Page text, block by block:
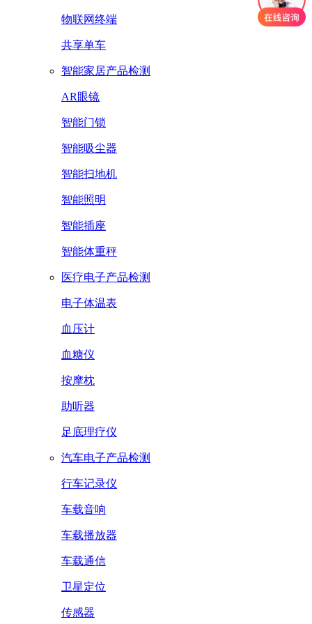
物联网终端
共享单车
智能家居产品检测
AR眼镜
智能门锁
智能吸尘器
智能扫地机
智能照明
智能插座
智能体重秤
医疗电子产品检测
电子体温表
血压计
血糖仪
按摩枕
助听器
足底理疗仪
汽车电子产品检测
行车记录仪
车载音响
车载播放器
车载通信
卫星定位
传感器